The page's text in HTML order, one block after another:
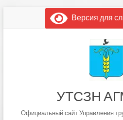
содержимому
Версия для
УТСЗН
Официальный сайт Управления